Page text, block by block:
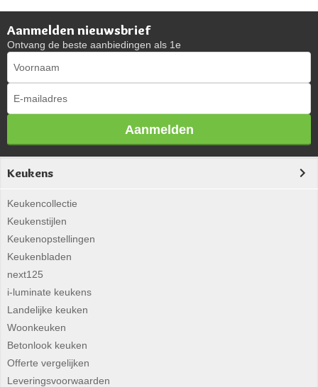
Aanmelden nieuwsbrief
Ontvang de beste aanbiedingen als 1e
Aanmelden
Keukens
Keukencollectie
Keukenstijlen
Keukenopstellingen
Keukenbladen
next125
i-luminate keukens
Landelijke keuken
Woonkeuken
Betonlook keuken
Offerte vergelijken
Leveringsvoorwaarden